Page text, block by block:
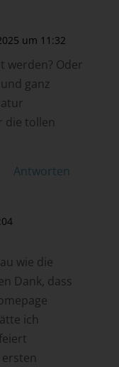
um 11:32
werden? Oder
ganz
die tollen
Antworten
wie die
Dank, dass
ich